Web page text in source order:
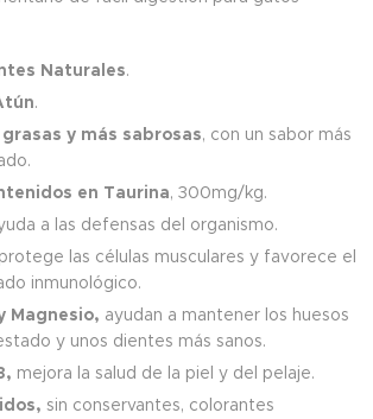
Naturales.
.
y más sabrosas, con un sabor más
en Taurina, 300mg/kg.
a las defensas del organismo.
protege las células musculares y favorece el
inmunológico.
Magnesio, ayudan a mantener los huesos
y unos dientes más sanos.
mejora la salud de la piel y del pelaje.
sin conservantes, colorantes